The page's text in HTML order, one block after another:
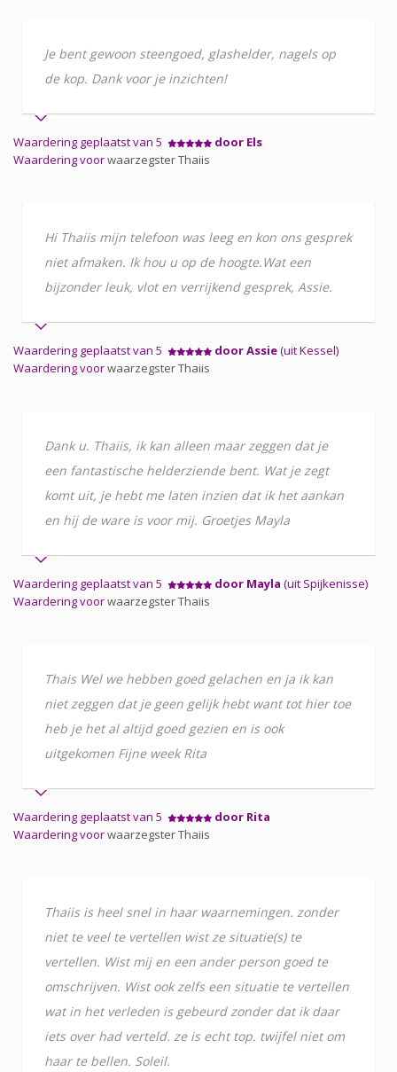
Je bent gewoon steengoed, glashelder, nagels op
de kop. Dank voor je inzichten!
Waardering geplaatst van 5
door Els
Waardering voorwaarzegster Thaiis
Hi Thaiis mijn telefoon was leeg en kon ons gesprek
niet afmaken. Ik hou u op de hoogte.Wat een
bijzonder leuk, vlot en verrijkend gesprek, Assie.
Waardering geplaatst van 5 door Assie(uit Kessel)
Waardering voorwaarzegster Thaiis
Dank u. Thaiis, ik kan alleen maar zeggen dat je
een fantastische helderziende bent. Wat je zegt
komt uit, je hebt me laten inzien dat ik het aankan
en hij de ware is voor mij. Groetjes Mayla
Waardering geplaatst van 5 door Mayla (uit Spijkenisse)
Waardering voorwaarzegster Thaiis
Thais Wel we hebben goed gelachen en ja ik kan
niet zeggen dat je geen gelijk hebt want tot hier toe
heb je het al altijd goed gezien en is ook
uitgekomen Fijne week Rita
Waardering geplaatst van 5
door Rita
Waardering voorwaarzegster Thaiis
Thaiis is heel snel in haar waarnemingen. zonder
niet te veel te vertellen wist ze situatie(s) te
vertellen. Wist mij en een ander person goed te
omschrijven. Wist ook zelfs een situatie te vertellen
wat in het verleden is gebeurd zonder dat ik daar
iets over had verteld. ze is echt top. twijfel niet om
haar te bellen. Soleil.